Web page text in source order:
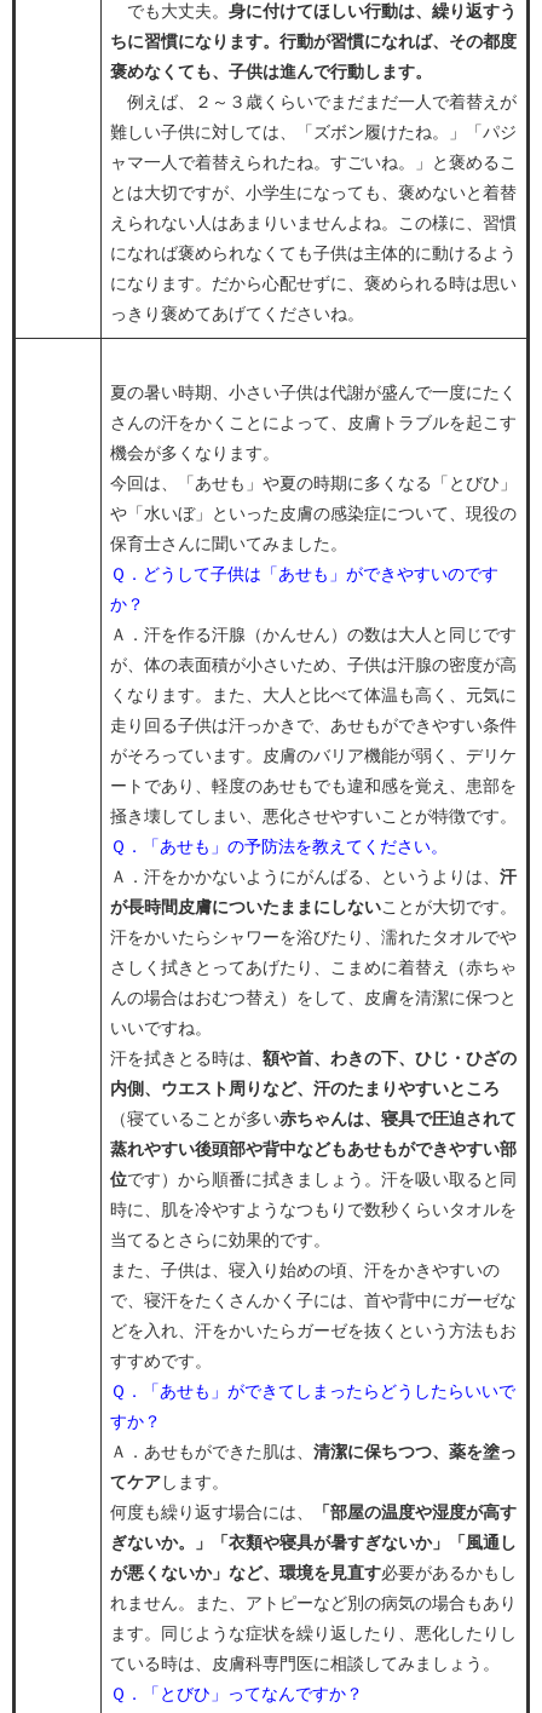
でも大丈夫。 身に付けてほしい行動は、繰り返すう
ちに習慣になります。行動が習慣になれば、その都度
褒めなくても、子供は進んで行動します。
例えば、２～３歳くらいでまだまだ一人で着替えが
難しい子供に対しては、「ズボン履けたね。」「パジ
ャマ一人で着替えられたね。すごいね。」と褒めるこ
とは大切ですが、小学生になっても、褒めないと着替
えられない人はあまりいませんよね。この様に、習慣
になれば褒められなくても子供は主体的に動けるよう
になります。だから心配せずに、褒められる時は思い
っきり褒めてあげてくださいね。
夏の暑い時期、小さい子供は代謝が盛んで一度にたく
さんの汗をかくことによって、皮膚トラブルを起こす
機会が多くなります。
今回は、「あせも」や夏の時期に多くなる「とびひ」
や「水いぼ」といった皮膚の感染症について、現役の
保育士さんに聞いてみました。
Ｑ．どうして子供は「あせも」ができやすいのです
か？
​Ａ．汗を作る汗腺（かんせん）の数は大人と同じです
が、体の表面積が小さいため、子供は汗腺の密度が高
くなります。また、大人と比べて体温も高く、元気に
走り回る子供は汗っかきで、あせもができやすい条件
がそろっています。皮膚のバリア機能が弱く、デリケ
ートであり、軽度のあせもでも違和感を覚え、患部を
掻き壊してしまい、悪化させやすいことが特徴です。
Ｑ．「あせも」の予防法を教えてください。
Ａ．汗をかかないようにがんばる、というよりは、 汗
が長時間皮膚についたままにしないことが大切です。
汗をかいたらシャワーを浴びたり、濡れたタオルでや
さしく拭きとってあげたり、こまめに着替え（赤ちゃ
んの場合はおむつ替え）をして、皮膚を清潔に保つと
いいですね。
汗を拭きとる時は、 額や首、わきの下、ひじ・ひざの
内側、ウエスト周りなど、汗のたまりやすいところ
（寝ていることが多い赤ちゃんは、寝具で圧迫されて
蒸れやすい後頭部や背中などもあせもができやすい部
位です）から順番に拭きましょう。汗を吸い取ると同
時に、肌を冷やすようなつもりで数秒くらいタオルを
当てるとさらに効果的です。
また、子供は、寝入り始めの頃、汗をかきやすいの
で、寝汗をたくさんかく子には、首や背中にガーゼな
どを入れ、汗をかいたらガーゼを抜くという方法もお
すすめです。
Ｑ．「あせも」ができてしまったらどうしたらいいで
すか？
Ａ．あせもができた肌は、 清潔に保ちつつ、薬を塗っ
てケアします。
何度も繰り返す場合には、
「部屋の温度や湿度が高す
ぎないか。」「衣類や寝具が暑すぎないか」「風通し
が悪くないか」など、環境を見直す必要があるかもし
れません。また、アトピーなど別の病気の場合もあり
ます。同じような症状を繰り返したり、悪化したりし
ている時は、皮膚科専門医に相談してみましょう。​
Ｑ．「とびひ」ってなんですか？​